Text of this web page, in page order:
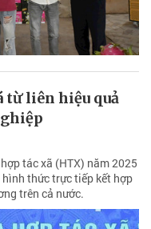
từ liên hiệu quả
tác xã (HTX) năm 2025
thức trực tiếp kết hợp
trên cả nước.